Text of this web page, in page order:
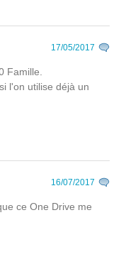
17/05/2017
Famille.
l'on utilise déjà un
16/07/2017
ce One Drive me